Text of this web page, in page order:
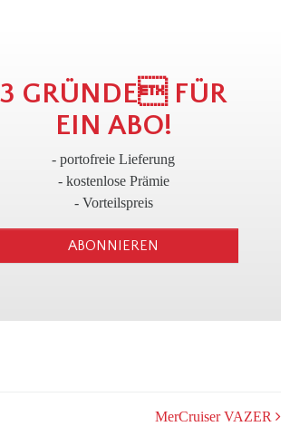
3
3 GRÜNDE FÜR
EIN ABO!
- portofreie Lieferung
- kostenlose Prämie
- Vorteilspreis
ABONNIEREN
MerCruiser VAZER